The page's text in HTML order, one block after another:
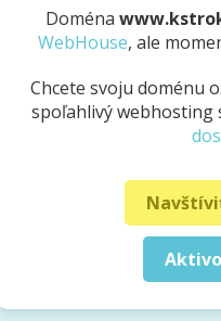
Doména
WebHouse, ale
Chcete svoju doménu
spoľahlivý webhosting